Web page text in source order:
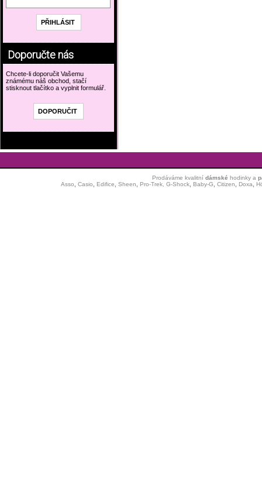
Doporučte nás
Chcete-li doporučit Vašemu
známému náš obchod, stačí
stisknout tlačítko a vyplnit formulář.
Prodáváme kvalitní dámské hodinkya
Asso
Casio Edifice Sheen Pro-Trek, G-Shock, Baby-G Citizen Doxa